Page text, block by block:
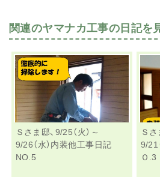
関連のヤマナカ工事の日記を
Ｓさま邸、9/25（火）～
9/26（水）内装他工事日記
NO.5
Ｓさ
9/21
Ｏ.3